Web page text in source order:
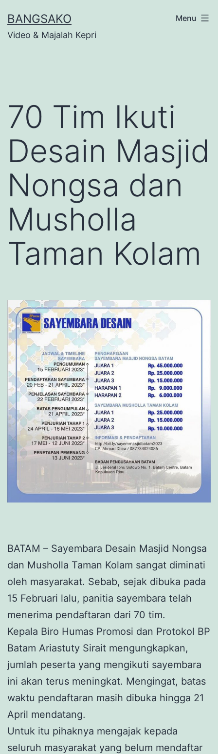
to
content
BANGSAKO
Video & Majalah Kepri
Menu
70 Tim Ikuti
Desain Masjid
Nongsa dan
Musholla
Taman Kolam
BATAM – Sayembara Desain Masjid Nongsa
dan Musholla Taman Kolam sangat diminati
oleh masyarakat. Sebab, sejak dibuka pada
15 Februari lalu, panitia sayembara telah
menerima pendaftaran dari 70 tim.
Kepala Biro Humas Promosi dan Protokol BP
Batam Ariastuty Sirait mengungkapkan,
jumlah peserta yang mengikuti sayembara
ini akan terus meningkat. Mengingat, batas
waktu pendaftaran masih dibuka hingga 21
April mendatang.
Untuk itu pihaknya mengajak kepada
seluruh masyarakat yang belum mendaftar